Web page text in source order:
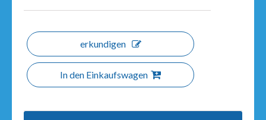
erkundigen
In den Einkaufswagen